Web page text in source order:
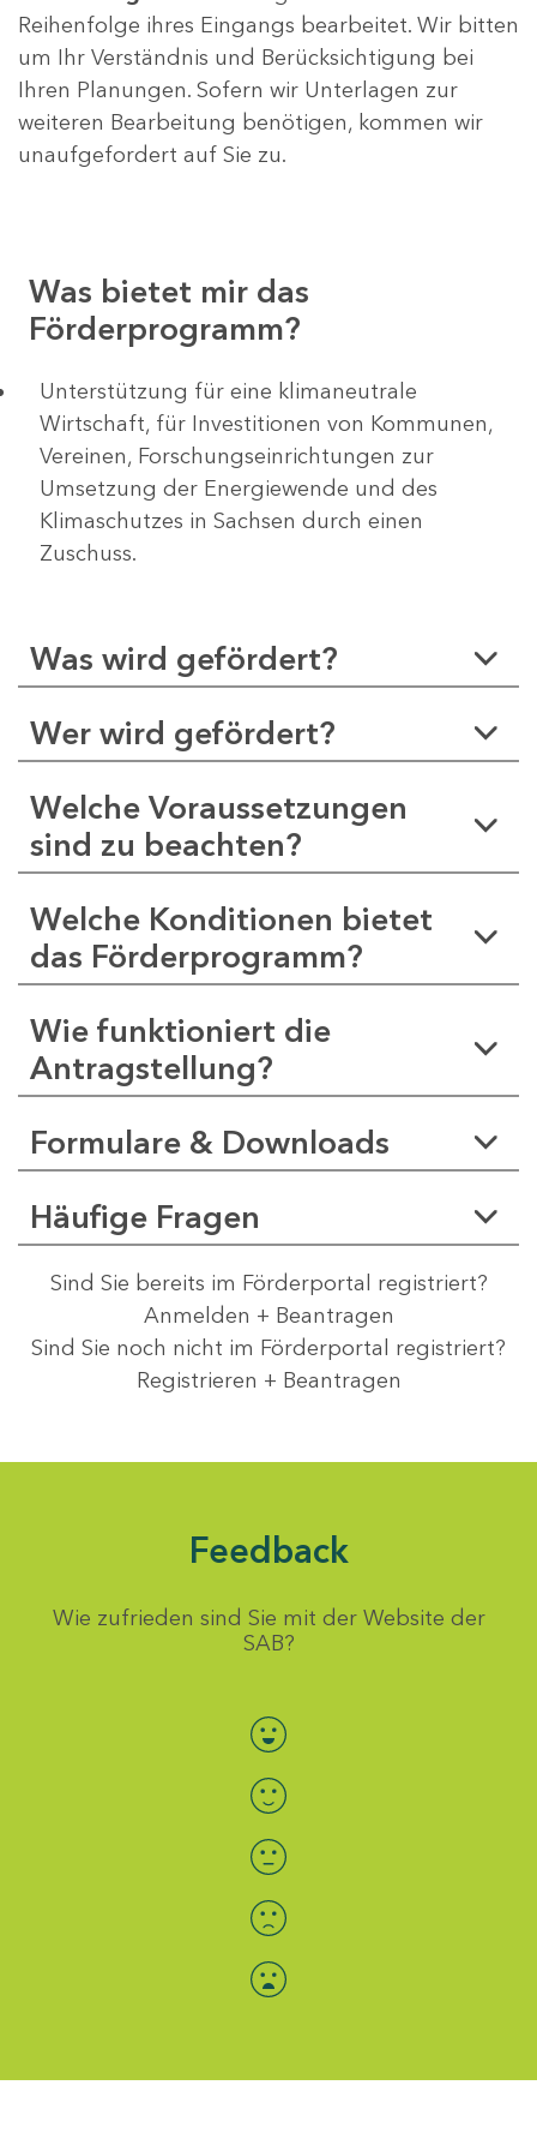
Reihenfolge ihres Eingangs bearbeitet. Wir bitten
um Ihr Verständnis und Berücksichtigung bei
Ihren Planungen. Sofern wir Unterlagen zur
weiteren Bearbeitung benötigen, kommen wir
unaufgefordert auf Sie zu.
Was bietet mir das
Förderprogramm?
Unterstützung für eine klimaneutrale
Wirtschaft, für Investitionen von Kommunen,
Vereinen, Forschungseinrichtungen zur
Umsetzung der Energiewende und des
Klimaschutzes in Sachsen durch einen
Zuschuss.
Was wird gefördert?
Wer wird gefördert?
Welche Voraussetzungen
sind zu beachten?
Welche Konditionen bietet
das Förderprogramm?
Wie funktioniert die
Antragstellung?
Formulare & Downloads
Häufige Fragen
Sind Sie bereits im Förderportal registriert?
Anmelden + Beantragen
Sind Sie noch nicht im Förderportal registriert?
Registrieren + Beantragen
Feedback
Wie zufrieden sind Sie mit der Website der
SAB?
Bewertung auswählen